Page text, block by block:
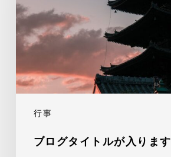
行事
ブログタイトルが入ります